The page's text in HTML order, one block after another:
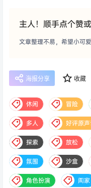
主人！顺手点个赞
文章整理不易，希望小可
海报分享 收藏
休闲 冒险
多人 好评原
探索 放松
氛围 沙盒
角色扮演 阖家